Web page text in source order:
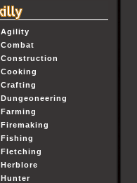
Agility
Combat
Construction
Cooking
Crafting
Dungeoneering
Farming
Firemaking
Fishing
Fletching
Herblore
Hunter